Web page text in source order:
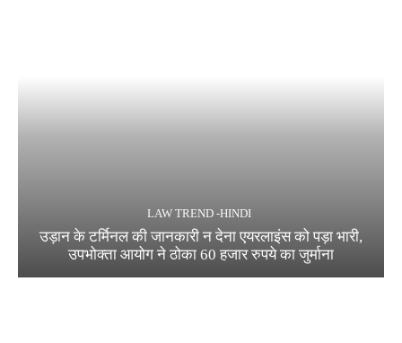
LAW TREND -HINDI
उड़ान के टर्मिनल की जानकारी न देना एयरलाइंस को पड़ा भारी,
उपभोक्ता आयोग ने ठोका 60 हजार रुपये का जुर्माना